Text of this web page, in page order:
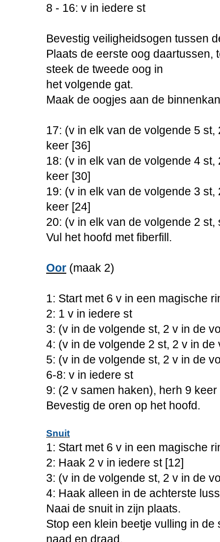
8 - 16: v in iedere st
Bevestig veiligheidsogen tussen
Plaats de eerste oog daartussen,
steek de tweede oog in
het volgende gat.
Maak de oogjes aan de
17: (v in elk van de volgende 5
keer [36]
18: (v in elk van de volgende 4
keer [30]
19: (v in elk van de volgende 3
keer [24]
20: (v in elk van de volgende 2
Vul het hoofd met fiberfill.
Oor (maak 2)
1: Start met 6 v in een magische
2: 1 v in iedere st
3: (v in de volgende st, 2 v in de
4: (v in de volgende 2 st, 2 v in
5: (v in de volgende st, 2 v in de
6-8: v in iedere st
9: (2 v samen haken), herh 9 keer
Bevestig de oren op het hoofd.
Snuit
1: Start met 6 v in een magische
2: Haak 2 v in iedere st [12]
3: (v in de volgende st, 2 v in de
4: Haak alleen in de achterste
Naai de snuit in zijn plaats.
Stop een klein beetje vulling in
naad en draad.